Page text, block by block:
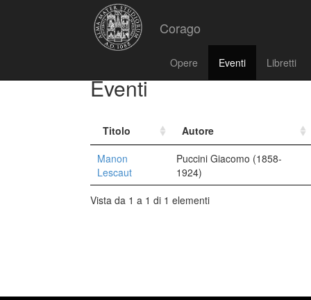
Corago
Opere Eventi Libretti
Eventi
Titolo
Autore
Manon
Lescaut
Puccini Giacomo (1858-
1924)
Vista da 1 a 1 di 1 elementi